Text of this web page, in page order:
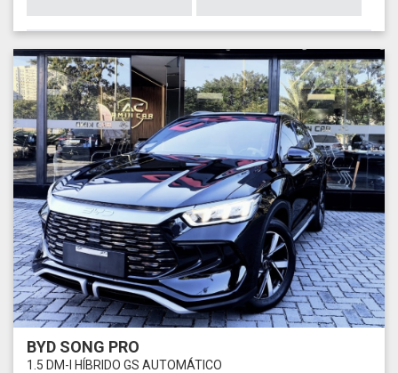
BYD SONG PRO
1.5 DM-I HÍBRIDO GS AUTOMÁTICO